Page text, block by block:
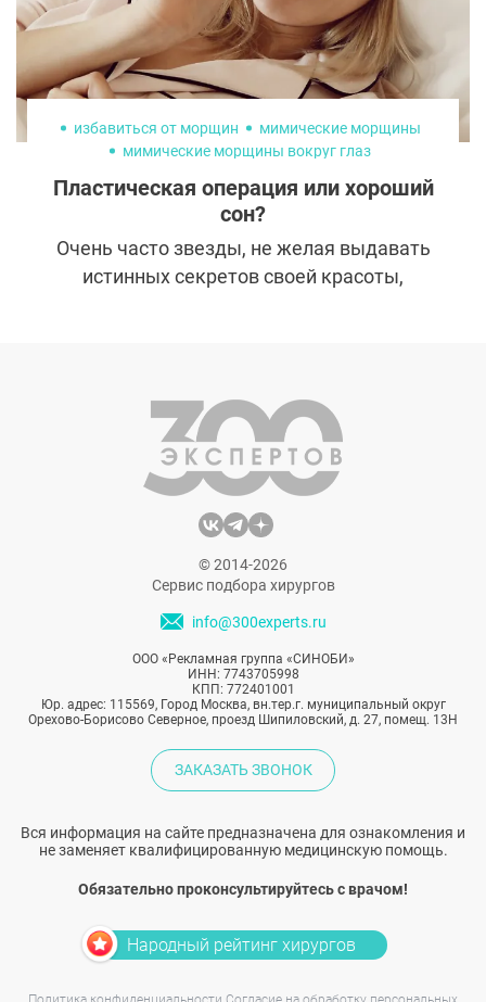
избавиться от морщин
мимические морщины
мимические морщины вокруг глаз
Пластическая операция или хороший
сон?
Очень часто звезды, не желая выдавать
истинных секретов своей красоты,
без пластической операции нельзя
обойтись.
© 2014-2026
Сервис подбора хирургов
info@300experts.ru
ООО «Рекламная группа «СИНОБИ»
ИНН: 7743705998
КПП: 772401001
Юр. адрес: 115569, Город Москва, вн.тер.г. муниципальный округ
Орехово-Борисово Северное, проезд Шипиловский, д. 27, помещ. 13Н
ЗАКАЗАТЬ ЗВОНОК
Вся информация на сайте предназначена для ознакомления и
не заменяет квалифицированную медицинскую помощь.
Обязательно проконсультируйтесь с врачом!
Народный рейтинг хирургов